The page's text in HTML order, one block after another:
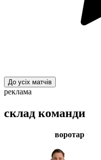
До усіх матчів
реклама
склад команди
воротар